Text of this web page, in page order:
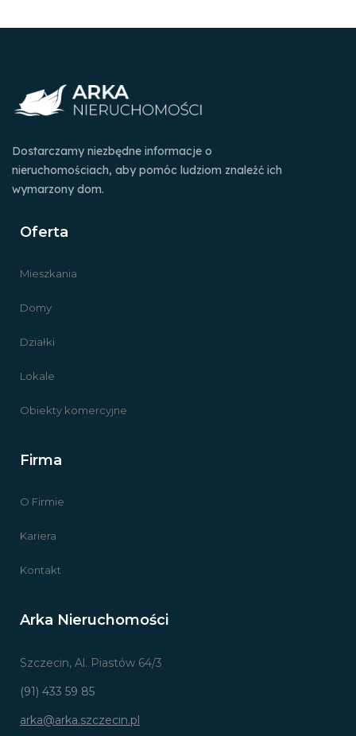
Dostarczamy niezbędne informacje o
nieruchomościach, aby pomóc ludziom znaleźć ich
wymarzony dom.
Oferta
Mieszkania
Domy
Działki
Lokale
Obiekty komercyjne
Firma
O Firmie
Kariera
Kontakt
Arka Nieruchomości
Szczecin, Al. Piastów 64/3
(91) 433 59 85
arka@arka.szczecin.pl